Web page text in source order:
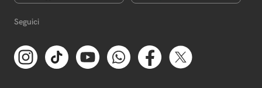
Seguici